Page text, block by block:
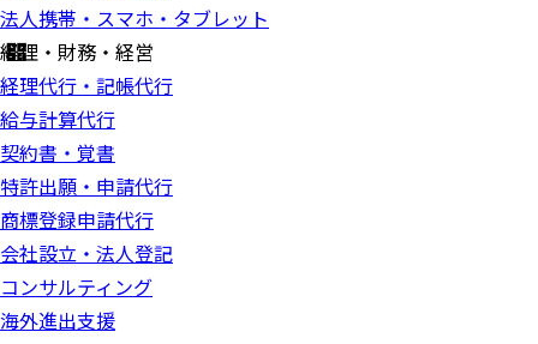
法人携帯・スマホ・タブレット
経理・財務・経営
経理代行・記帳代行
給与計算代行
契約書・覚書
特許出願・申請代行
商標登録申請代行
会社設立・法人登記
コンサルティング
海外進出支援